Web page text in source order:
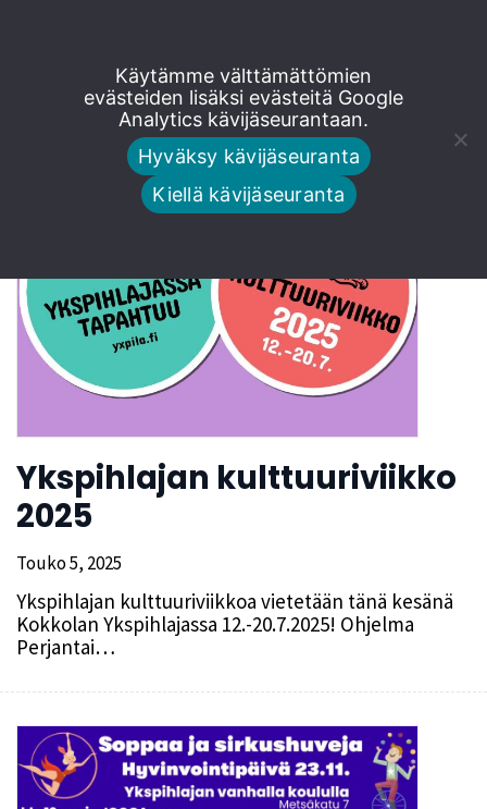
suoraan
Ykspihlaja
Ykspihlajan kulttuuriviikko
2025
Touko 5, 2025
Ykspihlajan kulttuuriviikkoa vietetään tänä kesänä
Kokkolan Ykspihlajassa 12.-20.7.2025! Ohjelma
Perjantai…
Käytämme välttämättömien
evästeiden lisäksi evästeitä Google
Analytics kävijäseurantaan.
Hyväksy kävijäseuranta
Kiellä kävijäseuranta